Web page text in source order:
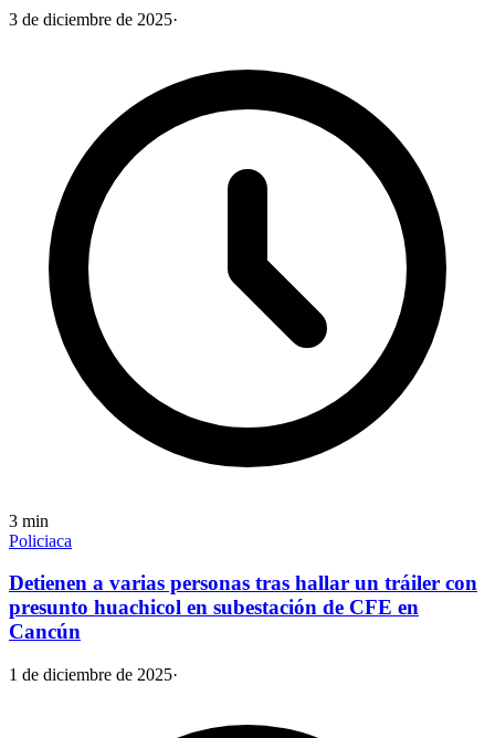
3 de diciembre de 2025·
3 min
Policiaca
Detienen a varias personas tras hallar un tráiler con
presunto huachicol en subestación de CFE en
Cancún
1 de diciembre de 2025·